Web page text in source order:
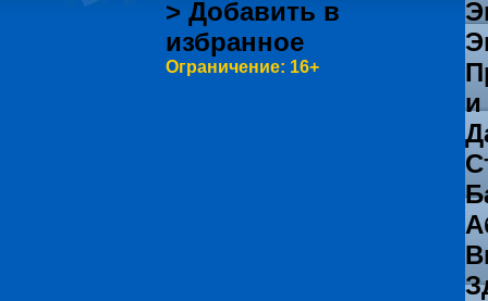
> Добавить в
избранное
Ограничение: 16+